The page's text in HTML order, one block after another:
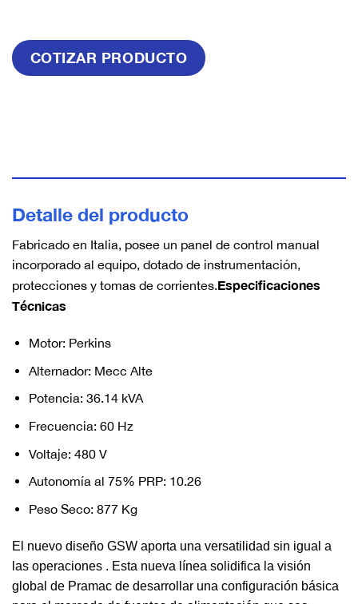
Detalle del producto
Fabricado en Italia, posee un panel de control manual
incorporado al equipo, dotado de instrumentación,
protecciones y tomas de corrientes.Especificaciones
Técnicas
Motor: Perkins
Alternador: Mecc Alte
Potencia: 36.14 kVA
Frecuencia: 60 Hz
Voltaje: 480 V
Autonomía al 75% PRP: 10.26
Peso Seco: 877 Kg
El nuevo diseño GSW aporta una versatilidad sin igual a
las operaciones . Esta nueva línea solidifica la visión
global de Pramac de desarrollar una configuración básica